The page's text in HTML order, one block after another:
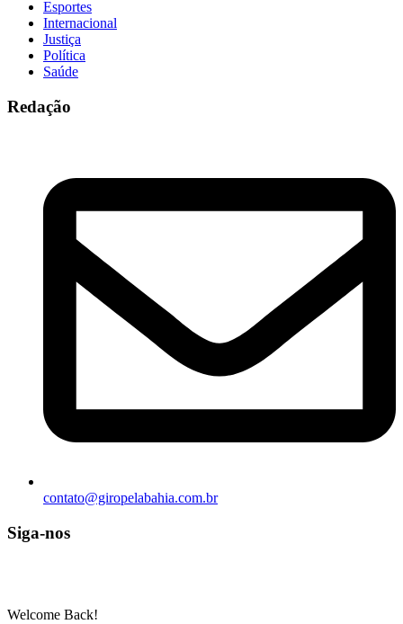
Esportes
Internacional
Justiça
Política
Saúde
Redação
contato@giropelabahia.com.br
Siga-nos
Welcome Back!